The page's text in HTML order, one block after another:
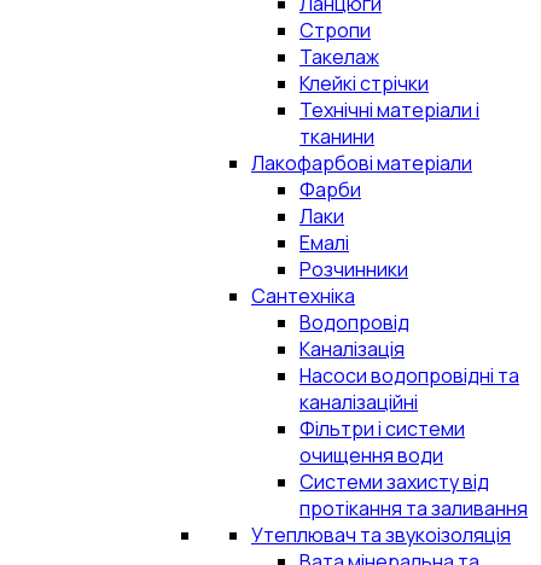
Стропи
Такелаж
Клейкі стрічки
Технічні матеріали і
тканини
Лакофарбові матеріали
Фарби
Лаки
Емалі
Розчинники
Сантехніка
Водопровід
Каналізація
Насоси водопровідні та
каналізаційні
Фільтри і системи
очищення води
Системи захисту від
протікання та заливання
Утеплювач та звукоізоляція